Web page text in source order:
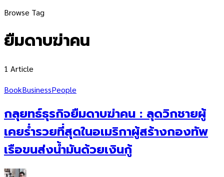
Browse Tag
ยืมดาบฆ่าคน
1 Article
BookBusinessPeople
กลุยทธ์ธุรกิจยืมดาบฆ่าคน : ลุดวิกชายผู้
เคยร่ำรวยที่สุดในอเมริกาผู้สร้างกองทัพ
เรือขนส่งน้ำมันด้วยเงินกู้